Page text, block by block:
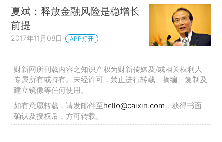
夏斌：释放金融风险是稳增长
前提
2017年11月08日 APP打开
财新网所刊载内容之知识产权为财新传媒及/或相关权利人
专属所有或持有。未经许可，禁止进行转载、摘编、复制及
建立镜像等任何使用。
如有意愿转载，请发邮件至hello@caixin.com ，获得书面
确认及授权后，方可转载。